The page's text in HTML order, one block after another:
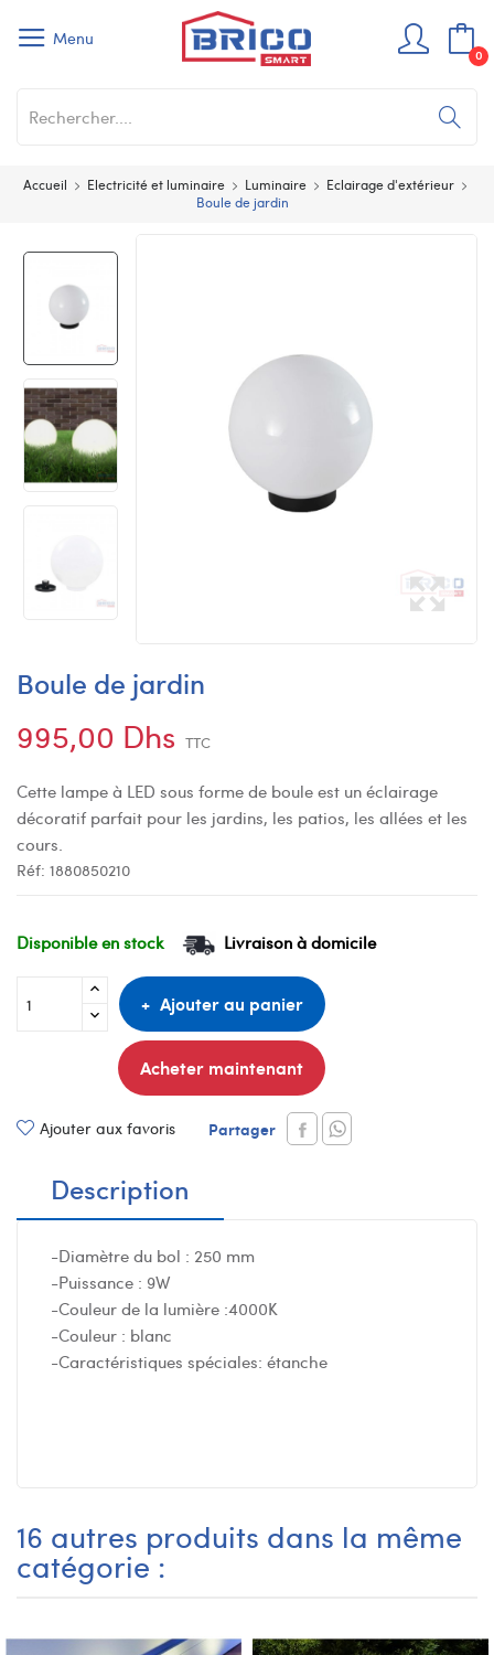
Menu
0
Accueil Electricité et luminaire Luminaire
Eclairage d'extérieur
Boule de jardin
Boule de jardin
995,00 Dhs TTC
Cette lampe à LED sous forme de boule est un éclairage
décoratif parfait pour les jardins, les patios, les allées et les
cours.
Réf: 1880850210
Disponible en stock Livraison à domicile
Ajouter au panier
Acheter maintenant
Ajouter aux favoris Partager
Description
-Diamètre du bol : 250 mm
-Puissance : 9W
-Couleur de la lumière :4000K
-Couleur : blanc
-Caractéristiques spéciales: étanche
16 autres produits dans la même
catégorie :